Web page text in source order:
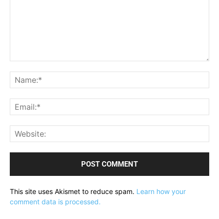
This site uses Akismet to reduce spam. Learn how your
comment data is processed.